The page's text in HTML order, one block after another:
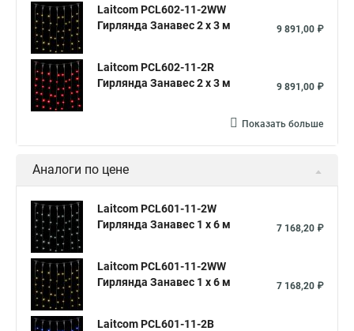
Laitcom PCL602-11-2WW
Гирлянда Занавес 2 x 3 м
9 891,00 ₽
Laitcom PCL602-11-2R
Гирлянда Занавес 2 x 3 м
9 891,00 ₽
Показать больше
Аналоги по цене
Laitcom PCL601-11-2W
Гирлянда Занавес 1 x 6 м
7 168,20 ₽
Laitcom PCL601-11-2WW
Гирлянда Занавес 1 x 6 м
7 168,20 ₽
Laitcom PCL601-11-2B